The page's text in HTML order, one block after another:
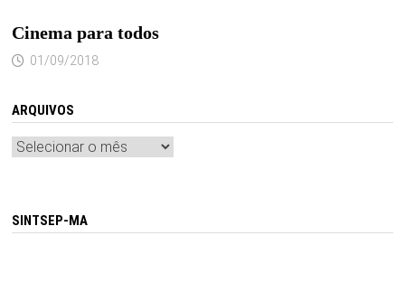
Cinema para todos
01/09/2018
ARQUIVOS
Arquivos
SINTSEP-MA